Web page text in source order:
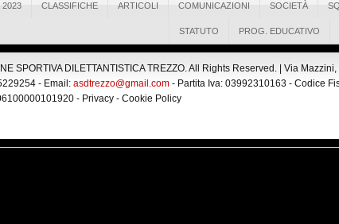
2023 CLASSIFICHE ARTICOLI COMUNICAZIONI SOCIETÀ
STATUTO PROG. EDUCATIVO
SPORTIVA DILETTANTISTICA TREZZO. All Rights Reserved. | Via Mazzini,
- Email: asdtrezzo@gmail.com - Partita Iva: 03992310163 - Codice
- Privacy - Cookie Policy